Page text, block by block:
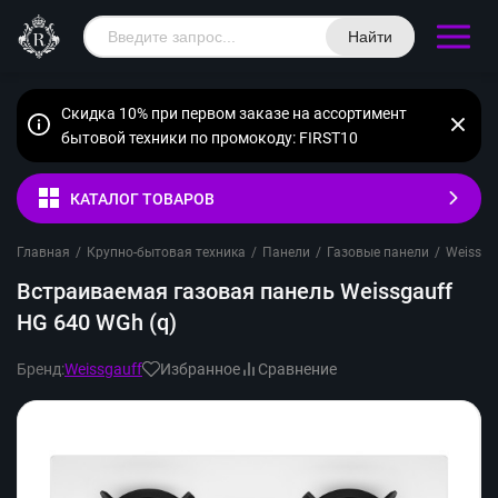
Найти
Скидка 10% при первом заказе на ассортимент
бытовой техники по промокоду: FIRST10
КАТАЛОГ ТОВАРОВ
Главная / Крупно-бытовая техника / Панели / Газовые панели /
Встраиваемая газовая панель Weissgauff
HG 640 WGh (q)
Бренд:Weissgauff Избранное Сравнение